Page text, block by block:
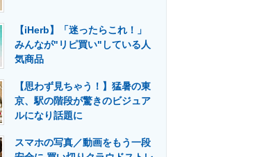
【iHerb】「迷ったらこれ！」
みんなが"リピ買い"している人
気商品
【思わず見ちゃう！】猛暑の東
京、駅の階段が驚きのビジュア
ルになり話題に
スマホの写真／動画をもう一段